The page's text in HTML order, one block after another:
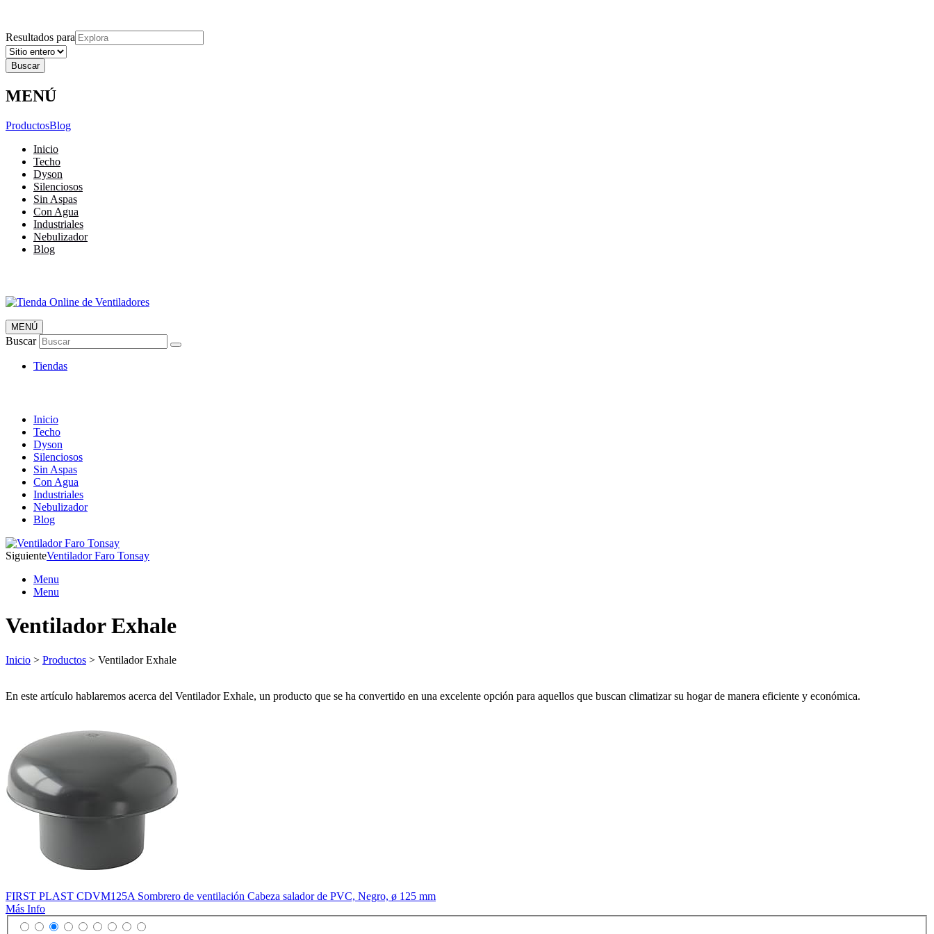
Resultados para
MENÚ
ProductosBlog
Inicio
Techo
Dyson
Silenciosos
Sin Aspas
Con Agua
Industriales
Nebulizador
Blog
Tienda Online de Ventiladores
Super Catálogo de Ofertas
MENÚ
Buscar
Tiendas
Inicio
Techo
Dyson
Silenciosos
Sin Aspas
Con Agua
Industriales
Nebulizador
Blog
SiguienteVentilador Faro Tonsay
Menu
Menu
Ventilador Exhale
Inicio > Productos > Ventilador Exhale
En este artículo hablaremos acerca del Ventilador Exhale, un producto que se ha convertido en una excelente opción para aquellos que buscan climatizar su hogar de manera eficiente y económica.
FIRST PLAST CDVM125A Sombrero de ventilación Cabeza salador de PVC, Negro, ø 125 mm
Más Info